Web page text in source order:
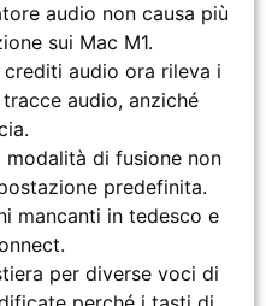
audio non causa più
sui Mac M1.
audio ora rileva i
audio, anziché
di fusione non
predefinita.
mancanti in tedesco e
per diverse voci di